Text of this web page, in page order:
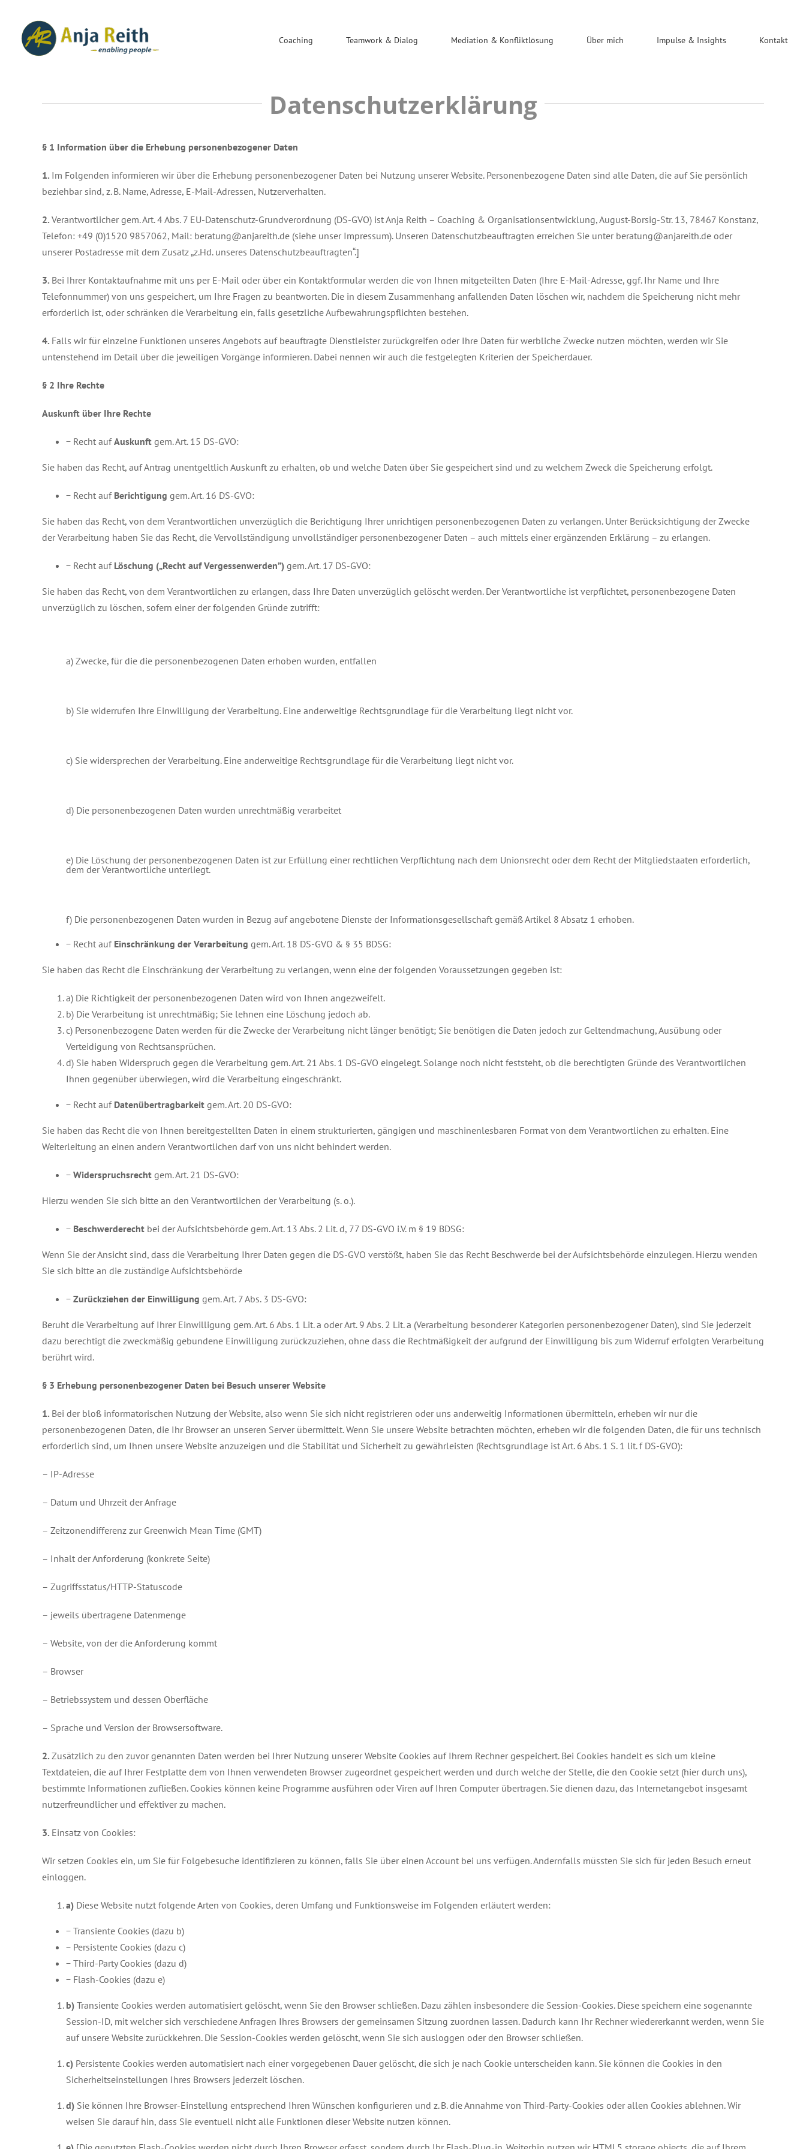
springen
Coaching Teamwork & Dialog Mediation & Konfliktlösung Über mich Impulse & Insights Kontakt
Datenschutzerklärung
§ 1 Information über die Erhebung personenbezogener Daten
1. Im Folgenden informieren wir über die Erhebung personenbezogener Daten bei Nutzung unserer Website. Personenbezogene Daten sind alle Daten, die auf Sie persönlich
beziehbar sind, z. B. Name, Adresse, E-Mail-Adressen, Nutzerverhalten.
2. Verantwortlicher gem. Art. 4 Abs. 7 EU-Datenschutz-Grundverordnung (DS-GVO) istAnja Reith – Coaching & Organisationsentwicklung,August-Borsig-Str. 13, 78467 Konstanz,
Telefon: +49 (0)1520 9857062, Mail: beratung@anjareith.de (siehe unser Impressum). Unseren Datenschutzbeauftragten erreichen Sie unter beratung@anjareith.de oder
unserer Postadresse mit dem Zusatz „z.Hd. unseres Datenschutzbeauftragten“.]
3. Bei Ihrer Kontaktaufnahme mit uns per E-Mail oder über ein Kontaktformular werden die von Ihnen mitgeteilten Daten (Ihre E-Mail-Adresse, ggf. Ihr Name und Ihre
Telefonnummer) von uns gespeichert, um Ihre Fragen zu beantworten. Die in diesem Zusammenhang anfallenden Daten löschen wir, nachdem die Speicherung nicht mehr
erforderlich ist, oder schränken die Verarbeitung ein, falls gesetzliche Aufbewahrungspflichten bestehen.
4. Falls wir für einzelne Funktionen unseres Angebots auf beauftragte Dienstleister zurückgreifen oder Ihre Daten für werbliche Zwecke nutzen möchten, werden wir Sie
untenstehend im Detail über die jeweiligen Vorgänge informieren. Dabei nennen wir auch die festgelegten Kriterien der Speicherdauer.
§ 2 Ihre Rechte
Auskunft über Ihre Rechte
− Recht aufAuskunft gem. Art. 15 DS-GVO:
Sie haben das Recht, auf Antrag unentgeltlich Auskunft zu erhalten, ob und welche Daten über Sie gespeichert sind und zu welchem Zweck die Speicherung erfolgt.
− Recht aufBerichtigung gem. Art. 16 DS-GVO:
Sie haben das Recht, von dem Verantwortlichen unverzüglich die Berichtigung Ihrer unrichtigen personenbezogenen Daten zu verlangen. Unter Berücksichtigung der Zwecke
der Verarbeitung haben Sie das Recht, die Vervollständigung unvollständiger personenbezogener Daten – auch mittels einer ergänzenden Erklärung – zu erlangen.
− Recht auf Löschung („Recht auf Vergessenwerden”) gem. Art. 17 DS-GVO:
Sie haben das Recht, von dem Verantwortlichen zu erlangen, dass Ihre Daten unverzüglich gelöscht werden. Der Verantwortliche ist verpflichtet, personenbezogene Daten
unverzüglich zu löschen, sofern einer der folgenden Gründe zutrifft:
a) Zwecke, für die die personenbezogenen Daten erhoben wurden, entfallen
b) Sie widerrufen Ihre Einwilligung der Verarbeitung. Eine anderweitige Rechtsgrundlage für die Verarbeitung liegt nicht vor.
c) Sie widersprechen der Verarbeitung. Eine anderweitige Rechtsgrundlage für die Verarbeitung liegt nicht vor.
d) Die personenbezogenen Daten wurden unrechtmäßig verarbeitet
e) Die Löschung der personenbezogenen Daten ist zur Erfüllung einer rechtlichen Verpflichtung nach dem Unionsrecht oder dem Recht der Mitgliedstaaten erforderlich,
dem der Verantwortliche unterliegt.
f) Die personenbezogenen Daten wurden in Bezug auf angebotene Dienste der Informationsgesellschaft gemäß Artikel 8 Absatz 1 erhoben.
− Recht auf Einschränkung der Verarbeitung gem. Art. 18 DS-GVO & § 35 BDSG:
Sie haben das Recht die Einschränkung der Verarbeitung zu verlangen, wenn eine der folgenden Voraussetzungen gegeben ist:
a) Die Richtigkeit der personenbezogenen Daten wird von Ihnen angezweifelt.
b) Die Verarbeitung ist unrechtmäßig; Sie lehnen eine Löschung jedoch ab.
c) Personenbezogene Daten werden für die Zwecke der Verarbeitung nicht länger benötigt; Sie benötigen die Daten jedoch zur Geltendmachung, Ausübung oder
Verteidigung von Rechtsansprüchen.
d) Sie haben Widerspruch gegen die Verarbeitung gem. Art. 21 Abs. 1 DS-GVO eingelegt. Solange noch nicht feststeht, ob die berechtigten Gründe des Verantwortlichen
Ihnen gegenüber überwiegen, wird die Verarbeitung eingeschränkt.
− Recht auf Datenübertragbarkeit gem. Art. 20 DS-GVO:
Sie haben das Recht die von Ihnen bereitgestellten Daten in einem strukturierten, gängigen und maschinenlesbaren Format von dem Verantwortlichen zu erhalten. Eine
Weiterleitung an einen andern Verantwortlichen darf von uns nicht behindert werden.
− Widerspruchsrecht gem. Art. 21 DS-GVO:
Hierzu wenden Sie sich bitte an den Verantwortlichen der Verarbeitung (s. o.).
− Beschwerderecht bei der Aufsichtsbehörde gem. Art. 13 Abs. 2 Lit. d, 77 DS-GVO i.V. m § 19 BDSG:
Wenn Sie der Ansicht sind, dass die Verarbeitung Ihrer Daten gegen die DS-GVO verstößt, haben Sie das Recht Beschwerde bei der Aufsichtsbehörde einzulegen. Hierzu wenden
Sie sich bitte an die zuständige Aufsichtsbehörde
− Zurückziehen der Einwilligung gem. Art. 7 Abs. 3 DS-GVO:
Beruht die Verarbeitung auf Ihrer Einwilligung gem. Art. 6 Abs. 1 Lit. a oder Art. 9 Abs. 2 Lit. a (Verarbeitung besonderer Kategorien personenbezogener Daten), sind Sie jederzeit
dazu berechtigt die zweckmäßig gebundene Einwilligung zurückzuziehen, ohne dass die Rechtmäßigkeit der aufgrund der Einwilligung bis zum Widerruf erfolgten Verarbeitung
berührt wird.
§ 3 Erhebung personenbezogener Daten bei Besuch unserer Website
1. Bei der bloß informatorischen Nutzung der Website, also wenn Sie sich nicht registrieren oder uns anderweitig Informationen übermitteln, erheben wir nur die
personenbezogenen Daten, die Ihr Browser an unseren Server übermittelt. Wenn Sie unsere Website betrachten möchten, erheben wir die folgenden Daten, die für uns technisch
erforderlich sind, um Ihnen unsere Website anzuzeigen und die Stabilität und Sicherheit zu gewährleisten (Rechtsgrundlage ist Art. 6 Abs. 1 S. 1 lit. f DS-GVO):
– IP-Adresse
– Datum und Uhrzeit der Anfrage
– Zeitzonendifferenz zur Greenwich Mean Time (GMT)
– Inhalt der Anforderung (konkrete Seite)
– Zugriffsstatus/HTTP-Statuscode
– jeweils übertragene Datenmenge
– Website, von der die Anforderung kommt
– Browser
– Betriebssystem und dessen Oberfläche
– Sprache und Version der Browsersoftware.
2. Zusätzlich zu den zuvor genannten Daten werden bei Ihrer Nutzung unserer Website Cookies auf Ihrem Rechner gespeichert. Bei Cookies handelt es sich um kleine
Textdateien, die auf Ihrer Festplatte dem von Ihnen verwendeten Browser zugeordnet gespeichert werden und durch welche der Stelle, die den Cookie setzt (hier durch uns),
bestimmte Informationen zufließen. Cookies können keine Programme ausführen oder Viren auf Ihren Computer übertragen. Sie dienen dazu, das Internetangebot insgesamt
nutzerfreundlicher und effektiver zu machen.
3. Einsatz von Cookies:
Wir setzen Cookies ein, um Sie für Folgebesuche identifizieren zu können, falls Sie über einen Account bei uns verfügen. Andernfalls müssten Sie sich für jeden Besuch erneut
einloggen.
a) Diese Website nutzt folgende Arten von Cookies, deren Umfang und Funktionsweise im Folgenden erläutert werden:
− Transiente Cookies (dazu b)
− Persistente Cookies (dazu c)
− Third-Party Cookies (dazu d)
− Flash-Cookies (dazu e)
b) Transiente Cookies werden automatisiert gelöscht, wenn Sie den Browser schließen. Dazu zählen insbesondere die Session-Cookies. Diese speichern eine sogenannte
Session-ID, mit welcher sich verschiedene Anfragen Ihres Browsers der gemeinsamen Sitzung zuordnen lassen. Dadurch kann Ihr Rechner wiedererkannt werden, wenn Sie
auf unsere Website zurückkehren. Die Session-Cookies werden gelöscht, wenn Sie sich ausloggen oder den Browser schließen.
c) Persistente Cookies werden automatisiert nach einer vorgegebenen Dauer gelöscht, die sich je nach Cookie unterscheiden kann. Sie können die Cookies in den
Sicherheitseinstellungen Ihres Browsers jederzeit löschen.
d) Sie können Ihre Browser-Einstellung entsprechend Ihren Wünschen konfigurieren und z. B. die Annahme von Third-Party-Cookies oder allen Cookies ablehnen. Wir
weisen Sie darauf hin, dass Sie eventuell nicht alle Funktionen dieser Website nutzen können.